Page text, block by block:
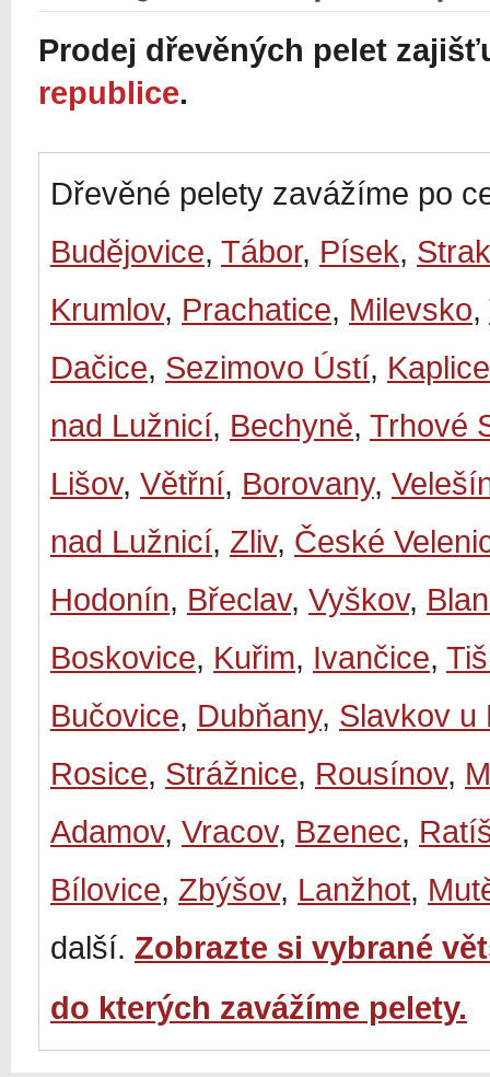
Prodej dřevěných pelet
republice.
Dřevěné pelety zavážíme po
Budějovice, Tábor, Písek,
Krumlov, Prachatice, Milevsko,
Dačice, Sezimovo Ústí, Kaplice
nad Lužnicí, Bechyně, Trhové
Lišov, Větřní, Borovany,
nad Lužnicí, Zliv, České
Hodonín, Břeclav, Vyškov,
Boskovice, Kuřim, Ivančice,
Bučovice, Dubňany, Slavkov u
Rosice, Strážnice, Rousínov,
Adamov, Vracov, Bzenec,
Bílovice, Zbýšov, Lanžhot,
další. Zobrazte si vybrané
do kterých zavážíme pelety.